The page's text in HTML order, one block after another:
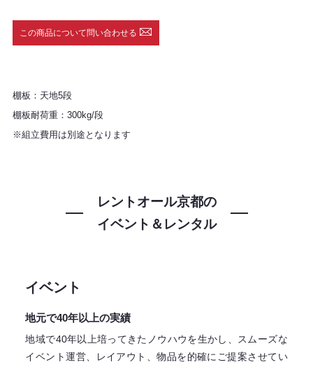
この商品について問い合わせる
棚板：天地5段
棚板耐荷重：300kg/段
※組立費用は別途となります
レントオール京都の
イベント＆レンタル
イベント
地元で40年以上の実績
地域で40年以上培ってきたノウハウを生かし、スムーズな
イベント運営、レイアウト、物品を的確にご提案させてい